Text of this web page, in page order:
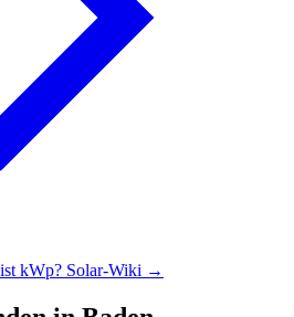
kWp? Solar-Wiki →